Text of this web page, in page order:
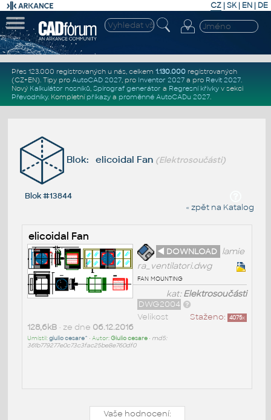
CZ | SK| EN | DE
Přes 123.000 registrovaných u nás, celkem 1.130.000registrovaných
(CZ+EN). Tipy pro AutoCAD 2027, pro Inventor 2027a pro Revit 2027.
Nový Kalkulátor nosníků, Spirograf generátor a Regresní křivkyv sekci
Převodníky. Kompletní příkazya proměnné AutoCADu 2027.
Blok: elicoidal Fan (Elektrosoučásti)
Blok #13844
« zpět na Katalog
elicoidal Fan
◄ DOWNLOAD lamie
ra_ventilatori.dwg
fan mounting
kat:Elektrosoučásti
DWG2004
Staženo: 4075x
Velikost
128,6kB• ze dne 06.12.2016
Umístil:giulio cesare^ • Autor:Giulio cesare• md5:
361b779277e0c73c3fac25be8e760df0
Vaše hodnocení: